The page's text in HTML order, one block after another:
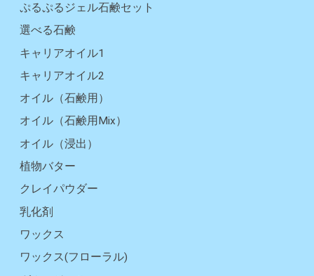
ぷるぷるジェル石鹸セット
選べる石鹸
キャリアオイル1
キャリアオイル2
オイル（石鹸用）
オイル（石鹸用Mix）
オイル（浸出）
植物バター
クレイパウダー
乳化剤
ワックス
ワックス(フローラル)